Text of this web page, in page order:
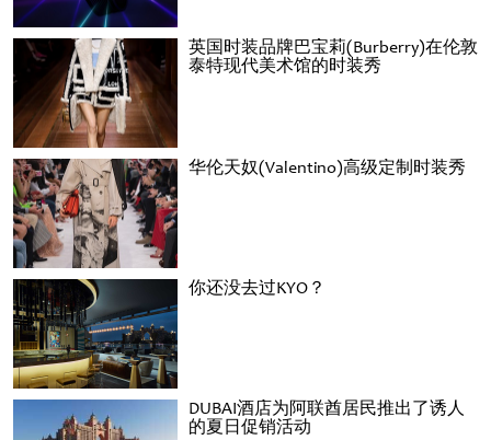
英国时装品牌巴宝莉(Burberry)在伦敦
泰特现代美术馆的时装秀
华伦天奴(Valentino)高级定制时装秀
你还没去过KYO？
DUBAI酒店为阿联酋居民推出了诱人
的夏日促销活动